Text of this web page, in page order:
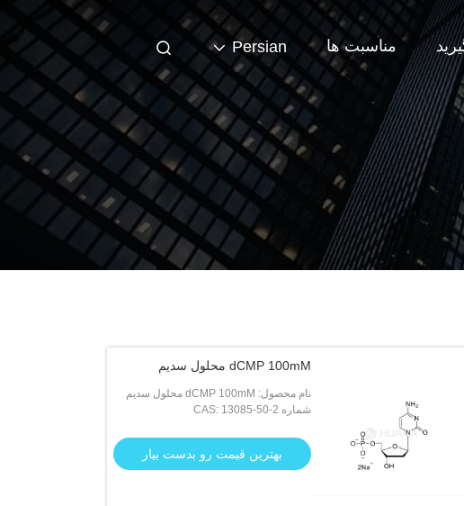
مناسبت ها Persian
dCMP 100mM محلول سدیم
نام محصول: dCMP 100mM محلول سدیم
شماره CAS: 13085-50-2
بهترین قیمت رو بدست بیار